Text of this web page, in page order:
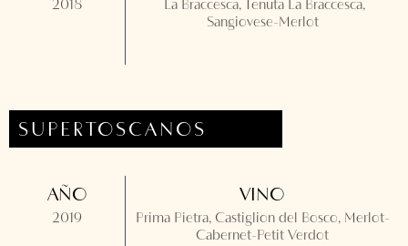
2018
La Braccesca, Tenuta La Braccesca,
Sangiovese-Merlot
SUPERTOSCANOS
AÑO
2019
VINO
Prima Pietra, Castiglion del Bosco, Merlot-
Cabernet-Petit Verdot